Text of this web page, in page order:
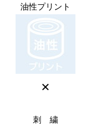
油性プリント
×
刺 繍